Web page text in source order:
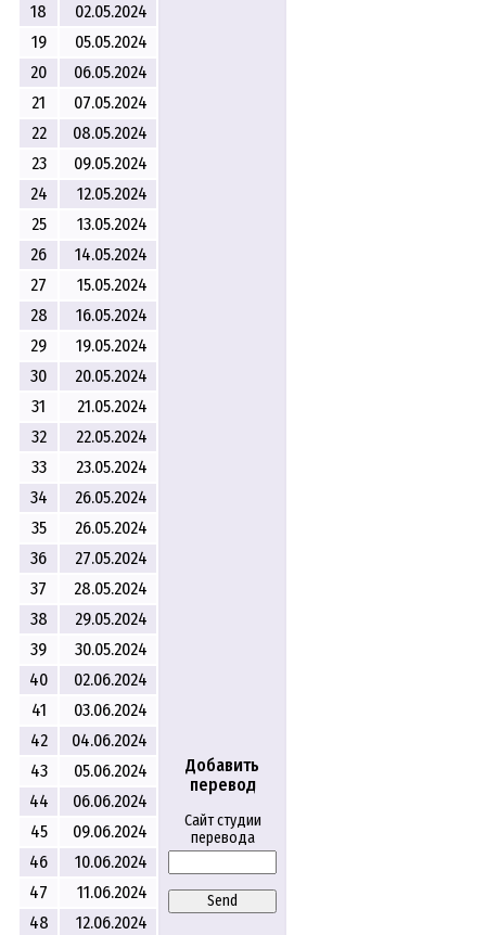
Добавить
перевод
Сайт студии
перевода
Send
18
02.05.2024
19
05.05.2024
20
06.05.2024
21
07.05.2024
22
08.05.2024
23
09.05.2024
24
12.05.2024
25
13.05.2024
26
14.05.2024
27
15.05.2024
28
16.05.2024
29
19.05.2024
30
20.05.2024
31
21.05.2024
32
22.05.2024
33
23.05.2024
34
26.05.2024
35
26.05.2024
36
27.05.2024
37
28.05.2024
38
29.05.2024
39
30.05.2024
40
02.06.2024
41
03.06.2024
42
04.06.2024
43
05.06.2024
44
06.06.2024
45
09.06.2024
46
10.06.2024
47
11.06.2024
48
12.06.2024